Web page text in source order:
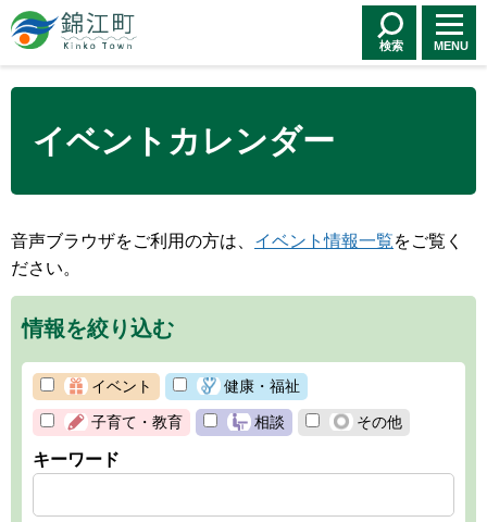
錦江町 Kinko
Town
検索 MENU
イベントカレンダー
音声ブラウザをご利用の方は、 イベント情報一覧をご覧く
ださい。
情報を絞り込む
イベント 健康・福祉
子育て・教育 相談 その他
キーワード